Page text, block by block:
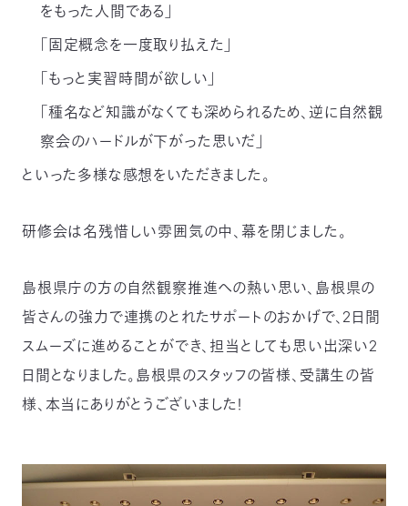
をもった人間である」
「固定概念を一度取り払えた」
「もっと実習時間が欲しい」
「種名など知識がなくても深められるため、逆に自然観
察会のハードルが下がった思いだ」
といった多様な感想をいただきました。
研修会は名残惜しい雰囲気の中、幕を閉じました。
島根県庁の方の自然観察推進への熱い思い、島根県の
皆さんの強力で連携のとれたサポートのおかげで、2日間
スムーズに進めることができ、担当としても思い出深い2
日間となりました。島根県のスタッフの皆様、受講生の皆
様、本当にありがとうございました！